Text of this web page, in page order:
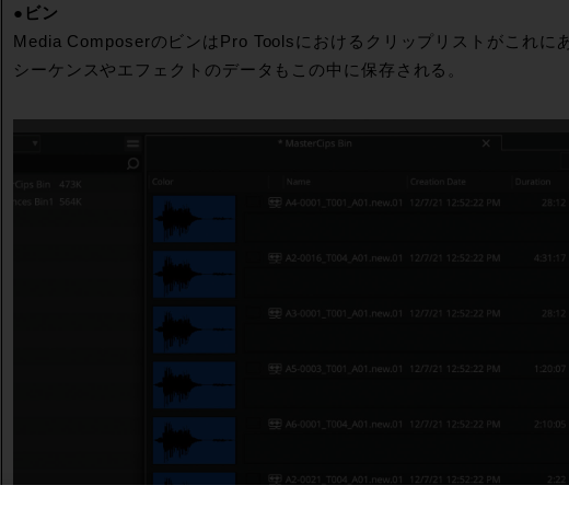
●ビン
Media ComposerのビンはPro Toolsにおけるクリップリストがこれに
シーケンスやエフェクトのデータもこの中に保存される。